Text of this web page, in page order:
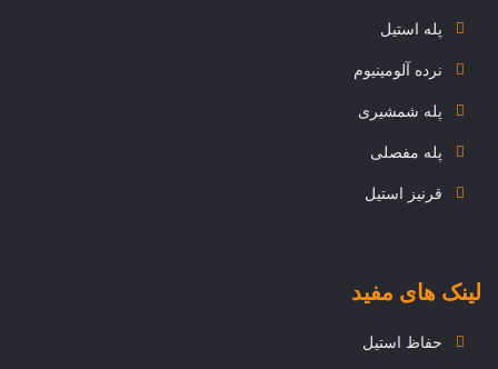
پله استیل
نرده آلومینیوم
پله شمشیری
پله مفصلی
قرنیز استیل
لینک های مفید
حفاظ استیل